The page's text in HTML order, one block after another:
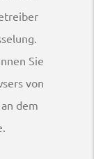
Sie
von
dem